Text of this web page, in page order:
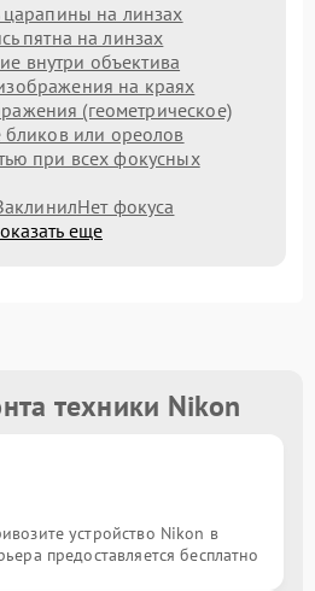
на линзах
пятна на линзах
внутри объектива
на краях
(геометрическое)
или ореолов
при всех фокусных
Нет фокуса
еще
техники Nikon
устройство Nikon в
предоставляется бесплатно